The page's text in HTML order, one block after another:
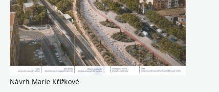
Návrh Marie Křížkové